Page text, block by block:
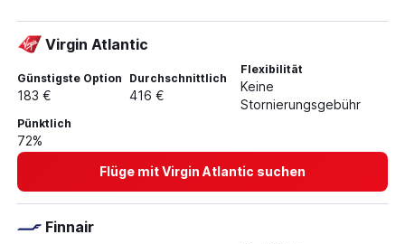
Virgin Atlantic
Günstigste Option
183 €
Durchschnittlich
416 €
Flexibilität
Keine
Stornierungsgebühr
Pünktlich
72%
Flüge mit Virgin Atlantic suchen
Finnair